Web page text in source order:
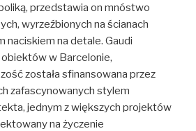
przedstawia on mnóstwo
wyrzeźbionych na ścianach
naciskiem na detale. Gaudi
w Barcelonie,
została sfinansowana przez
zafascynowanych stylem
jednym z większych projektów
na życzenie